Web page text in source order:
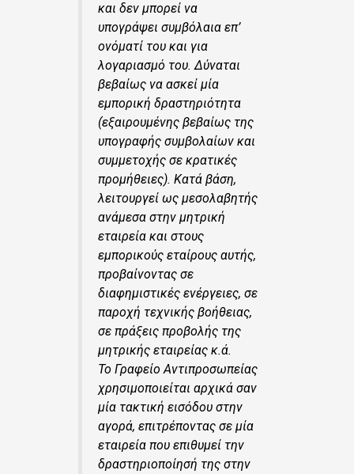
και δεν μπορεί να
υπογράψει συμβόλαια επ’
ονόματί του και για
λογαριασμό του. Δύναται
βεβαίως να ασκεί μία
εμπορική δραστηριότητα
(εξαιρουμένης βεβαίως της
υπογραφής συμβολαίων και
συμμετοχής σε κρατικές
προμήθειες). Κατά βάση,
λειτουργεί ως μεσολαβητής
ανάμεσα στην μητρική
εταιρεία και στους
εμπορικούς εταίρους αυτής,
προβαίνοντας σε
διαφημιστικές ενέργειες, σε
παροχή τεχνικής βοήθειας,
σε πράξεις προβολής της
μητρικής εταιρείας κ.ά.
Το Γραφείο Αντιπροσωπείας
χρησιμοποιείται αρχικά σαν
μία τακτική εισόδου στην
αγορά, επιτρέποντας σε μία
εταιρεία που επιθυμεί την
δραστηριοποίησή της στην